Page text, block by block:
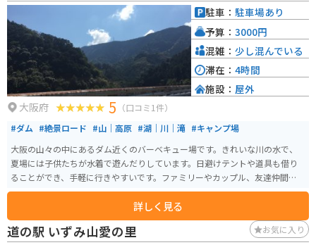
ると藤棚がすごくきれいです。お寺の周りは古い町並みがあり散策するのも
気持ち良いです。
大阪府 5 （口コミ1件）
#ダム #絶景ロード #山｜高原 #湖｜川｜滝 #キャンプ場
大阪の山々の中にあるダム近くのバーベキュー場です。きれいな川の水で、
夏場には子供たちが水着で遊んだりしています。日避けテントや道具も借り
ることができ、手軽に行きやすいです。ファミリーやカップル、友達仲間で賑
わうスポットです。
詳しく見る
駐車： 駐車場あり
予算： 3000円
混雑： 少し混んでいる
滞在： 4時間
施設： 屋外
道の駅 いずみ山愛の里 お気に入り